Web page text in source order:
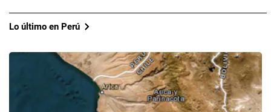
Lo último en Perú